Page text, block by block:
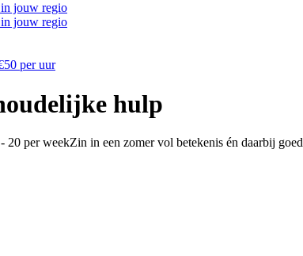
jouw regio
jouw regio
per uur
hulp
per weekZin in een zomer vol betekenis én daarbij goed